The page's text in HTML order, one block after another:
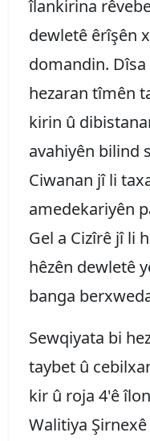
îlankirina
dewletê êrîşên
domandin.
hezaran tîmên
kirin û
avahiyên bilind
Ciwanan jî li
amedekariyên
Gel a Cizîrê jî li
hêzên dewletê
banga
Sewqiyata bi
taybet û
kir û roja 4'ê
Walitiya